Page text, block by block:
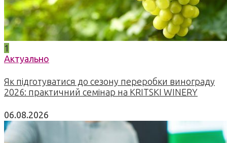
1
Актуально
Як підготуватися до сезону переробки винограду
2026: практичний семінар на KRITSKI WINERY
06.08.2026